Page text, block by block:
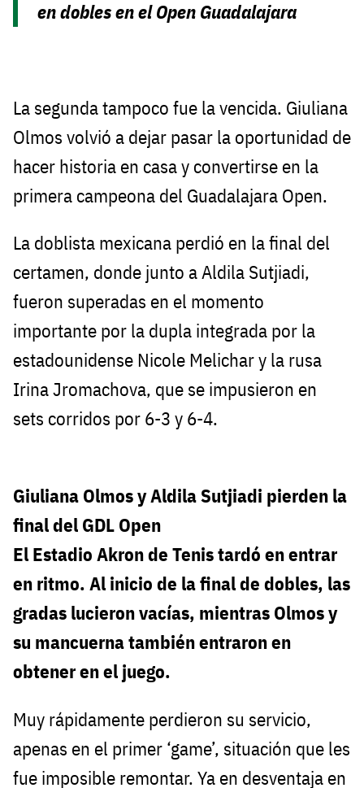
en dobles en el Open Guadalajara
La segunda tampoco fue la vencida. Giuliana
Olmos volvió a dejar pasar la oportunidad de
hacer historia en casa y convertirse en la
primera campeona del Guadalajara Open.
La doblista mexicana perdió en la final del
certamen, donde junto a Aldila Sutjiadi,
fueron superadas en el momento
importante por la dupla integrada por la
estadounidense Nicole Melichar y la rusa
Irina Jromachova, que se impusieron en
sets corridos por 6-3 y 6-4.
Giuliana Olmos y Aldila Sutjiadi pierden la
final del GDL Open
El Estadio Akron de Tenis tardó en entrar
en ritmo. Al inicio de la final de dobles, las
gradas lucieron vacías, mientras Olmos y
su mancuerna también entraron en
obtener en el juego.
Muy rápidamente perdieron su servicio,
apenas en el primer ‘game’, situación que les
fue imposible remontar. Ya en desventaja en